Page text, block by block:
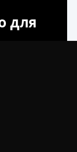
для